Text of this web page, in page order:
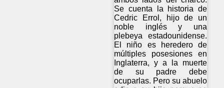
Se cuenta la historia de
Cedric Errol, hijo de un
noble inglés y una
plebeya estadounidense.
El niño es heredero de
múltiples posesiones en
Inglaterra, y a la muerte
de su padre debe
ocuparlas. Pero su abuelo